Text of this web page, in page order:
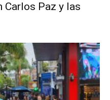
Carlos Paz y las